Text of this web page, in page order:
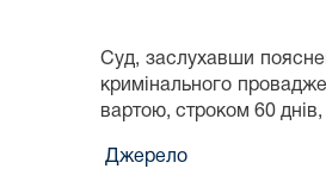
Суд, заслухавши
кримінального
вартою, строком 60
Джерело